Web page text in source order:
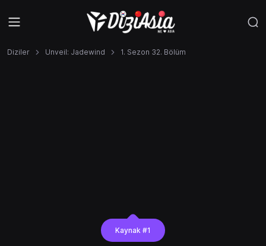
Diziler Unveil: Jadewind 1. Sezon 32. Bölüm
Kaynak #1